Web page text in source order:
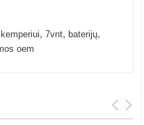
kemperiui, 7vnt, baterijų,
oem